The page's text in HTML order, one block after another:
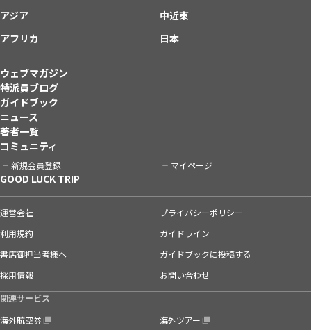
アジア
中近東
アフリカ
日本
ウェブマガジン
特派員ブログ
ガイドブック
ニュース
著者一覧
コミュニティ
新規会員登録 マイページ
GOOD LUCK TRIP
運営会社
プライバシーポリシー
利用規約
ガイドライン
書店御担当者様へ
ガイドブックに投稿する
採用情報
お問い合わせ
関連サービス
海外航空券
海外ツアー